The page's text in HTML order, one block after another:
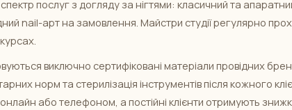
послуг з догляду за нігтями: класичний та
nail-арт на замовлення. Майстри студії регулярно
виключно сертифіковані матеріали провідних
норм та стерилізація інструментів після кожного
або телефоном, а постійні клієнти отримують